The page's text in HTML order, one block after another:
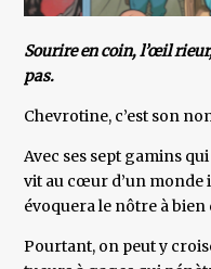
Sourire en coin, l’œil
pas.
Chevrotine, c’est son
Avec ses sept gamins
vit au cœur d’un monde
évoquera le nôtre à bien
Pourtant, on peut y